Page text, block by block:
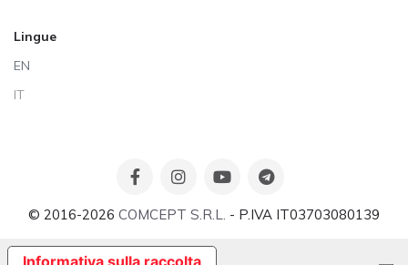
Lingue
EN
IT
© 2016-2026 COMCEPT S.R.L. - P.IVA IT03703080139